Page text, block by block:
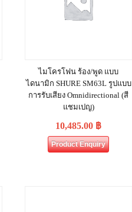
ไมโครโฟน ร้อง/พูด แบบ
ไดนามิก SHURE SM63L รูปแบบ
การรับเสียง Omnidirectional (สี
แชมเปญ)
10,485.00 ฿
Product Enquiry